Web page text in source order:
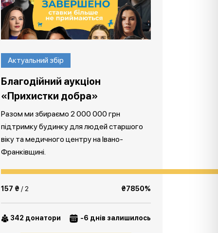
Актуальний збір
Благодійний аукціон
«Прихистки добра»
Разом ми збираємо 2 000 000 грн
підтримку будинку для людей старшого
віку та медичного центру на Івано-
Франківщині.
157 ₴ / 2 ₴7850%
342 донатори -6 днів залишилось